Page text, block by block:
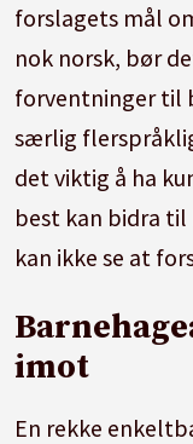
forslagets mål
nok norsk, bør
forventninger til
særlig
det viktig å ha
best kan bidra til
kan ikke se at
imot
En rekke